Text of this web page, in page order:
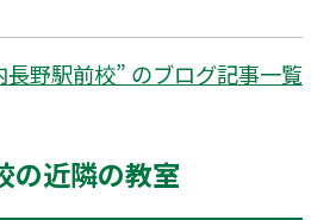
長野駅前校” のブログ記事一覧
の近隣の教室